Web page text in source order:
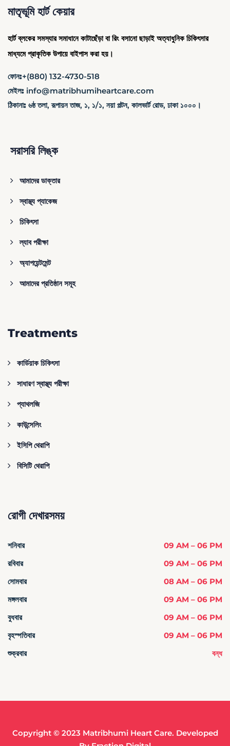
মাতৃভূমি হার্ট কেয়ার
হার্ট ব্লকের সমস্যার সমাধানে কাটাছেঁড়া বা রিং বসানো ছাড়াই অত্যাধুনিক চিকিৎসার
মাধ্যমে প্রাকৃতিক উপায়ে বাইপাস করা হয়।
ফোন:+(880) 132-4730-518
মেইল: info@matribhumiheartcare.com
ঠিকানা: ৬ষ্ঠ তলা, রূপায়ন তাজ, ১, ১/১, নয়া পল্টন, কালভার্ট রোড, ঢাকা ১০০০।
সরাসরি লিঙ্ক
আমাদের ডাক্তার
স্বাস্থ্য প্যাকেজ
চিকিৎসা
ল্যাব পরীক্ষা
অ্যাপয়েন্টমেন্ট
আমাদের প্রতিষ্ঠান সমূহ
Treatments
কার্ডিয়াক চিকিৎসা
সাধারণ স্বাস্থ্য পরীক্ষা
প্যাথলজি
কাউন্সেলিং
ইসিপি থেরাপি
বিসিটি থেরাপি
রোগী দেখারসময়
শনিবার
09 AM – 06 PM
রবিবার
09 AM – 06 PM
সোমবার
08 AM – 06 PM
মঙ্গলবার
09 AM – 06 PM
বুধবার
09 AM – 06 PM
বৃহস্পতিবার
09 AM – 06 PM
শুক্রবার
বন্ধ
Copyright © 2023 Matribhumi Heart Care. Developed